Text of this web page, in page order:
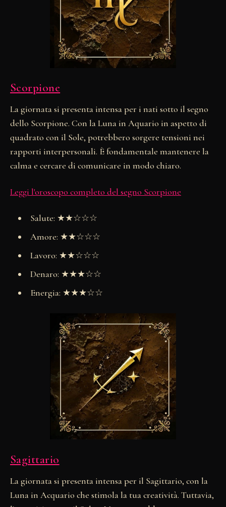
Scorpione
La giornata si presenta intensa per i nati sotto il segno
dello Scorpione. Con la Luna in Aquario in aspetto di
quadrato con il Sole, potrebbero sorgere tensioni nei
rapporti interpersonali. È fondamentale mantenere la
calma e cercare di comunicare in modo chiaro.
Leggi l'oroscopo completo del segno Scorpione
Salute: ★★☆☆☆
Amore: ★★☆☆☆
Lavoro: ★★☆☆☆
Denaro: ★★★☆☆
Energia: ★★★☆☆
Sagittario
La giornata si presenta intensa per il Sagittario, con la
Luna in Acquario che stimola la tua creatività. Tuttavia,